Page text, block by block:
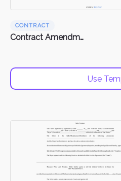
CONTRACT
Contract Amendments
Use